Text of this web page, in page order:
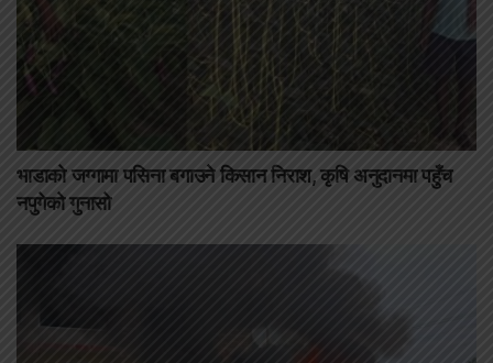
भाडाको जग्गामा पसिना बगाउने किसान निराश, कृषि अनुदानमा पहुँच
नपुगेको गुनासो